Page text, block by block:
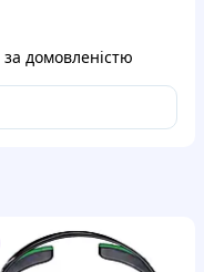
за домовленістю